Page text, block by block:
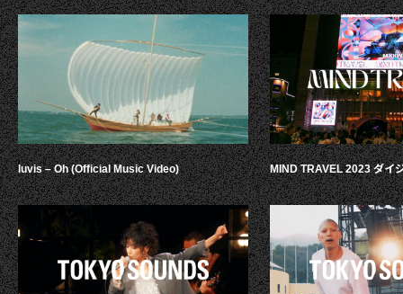
luvis – Oh (Official Music Video) MIND TRAVEL 2023 ダイ